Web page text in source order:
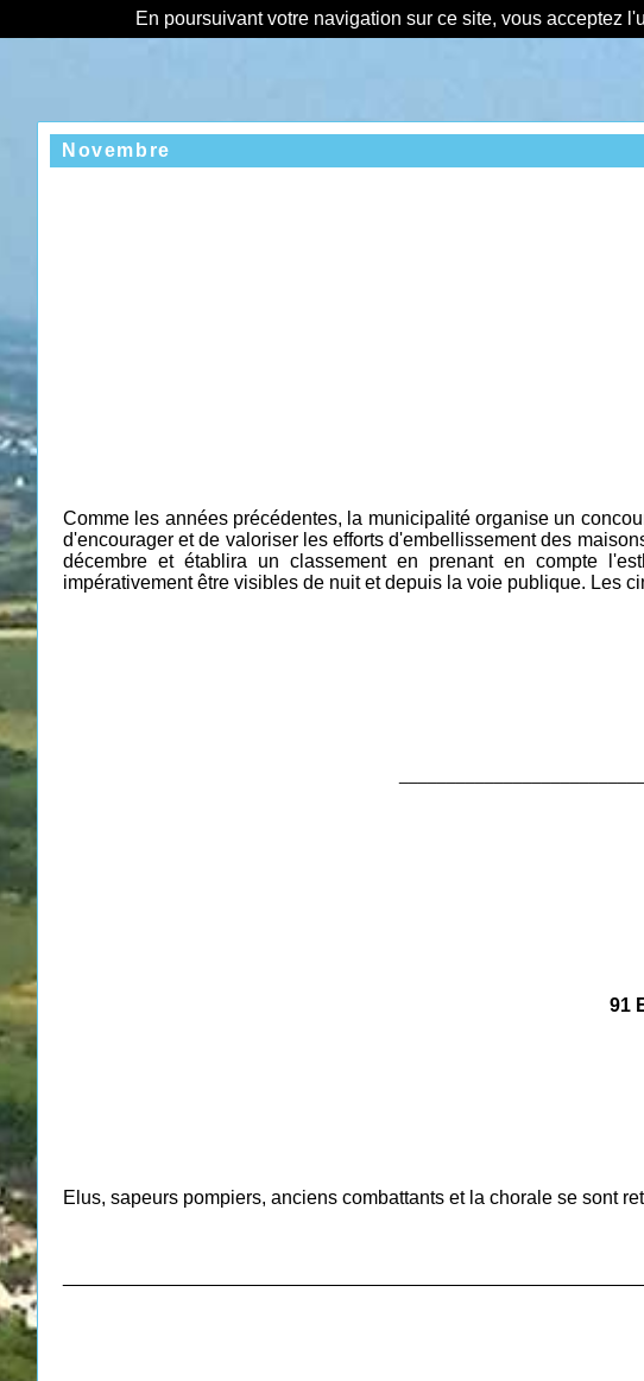
En poursuivant votre navigation sur ce site, vous acceptez
Novembre
Comme les années précédentes, la municipalité organise un
d'encourager et de valoriser les efforts d'embellissement des
décembre et établira un classement en prenant en compte
impérativement être visibles de nuit et depuis la voie publique. Les
91
Elus, sapeurs pompiers, anciens combattants et la chorale se sont